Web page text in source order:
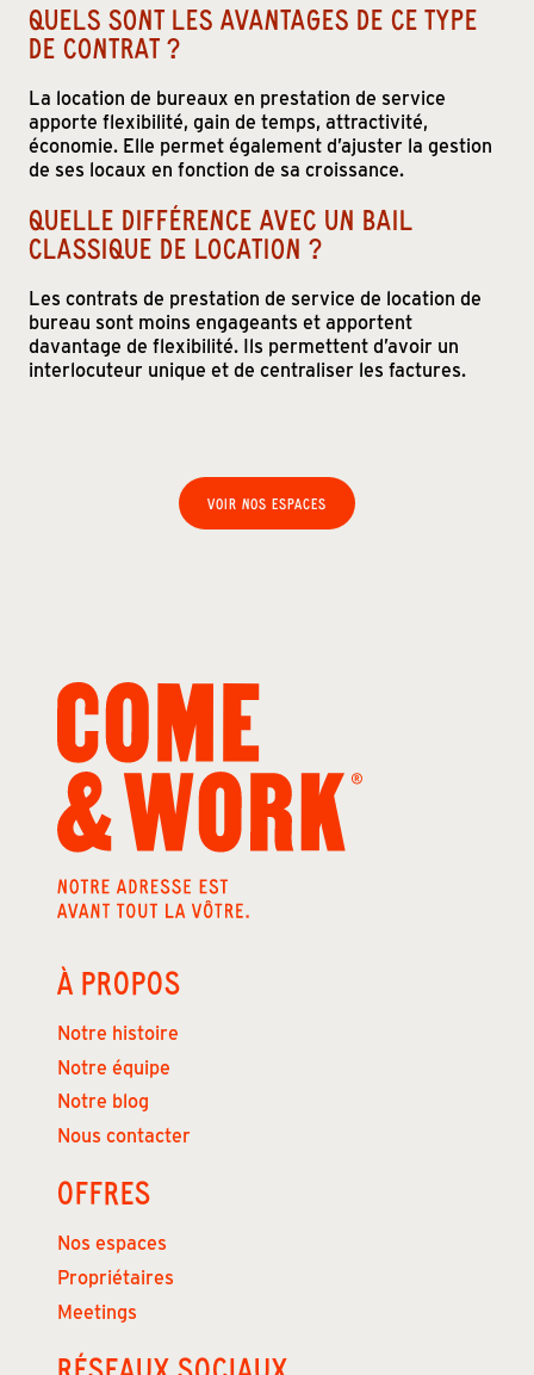
QUELS SONT LES AVANTAGES DE CE TYPE
DE CONTRAT ?
La location de bureaux en prestation de service
apporte flexibilité, gain de temps, attractivité,
économie. Elle permet également d’ajuster la gestion
de ses locaux en fonction de sa croissance.
QUELLE DIFFÉRENCE AVEC UN BAIL
CLASSIQUE DE LOCATION ?
Les contrats de prestation de service de location de
bureau sont moins engageants et apportent
davantage de flexibilité. Ils permettent d’avoir un
interlocuteur unique et de centraliser les factures.
VOIR NOS ESPACES
À PROPOS
Notre histoire
Notre équipe
Notre blog
Nous contacter
OFFRES
Nos espaces
Propriétaires
Meetings